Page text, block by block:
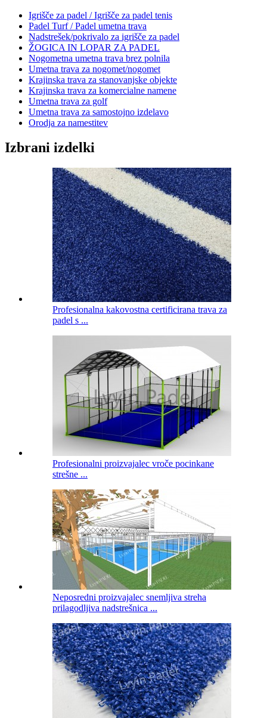
Igrišče za padel / Igrišče za padel tenis
Padel Turf / Padel umetna trava
Nadstrešek/pokrivalo za igrišče za padel
ŽOGICA IN LOPAR ZA PADEL
Nogometna umetna trava brez polnila
Umetna trava za nogomet/nogomet
Krajinska trava za stanovanjske objekte
Krajinska trava za komercialne namene
Umetna trava za golf
Umetna trava za samostojno izdelavo
Orodja za namestitev
Izbrani izdelki
Profesionalna kakovostna certificirana trava za
padel s ...
Profesionalni proizvajalec vroče pocinkane
strešne ...
Neposredni proizvajalec snemljiva streha
prilagodljiva nadstrešnica ...